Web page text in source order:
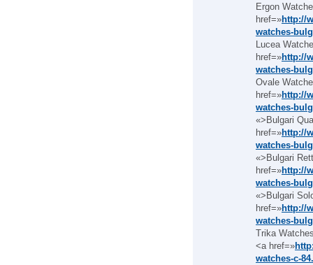
Ergon
href=»http://
watches-
Lucea
href=»http://
watches-
Ovale
href=»http://
watches-
«>Bulgari
href=»http://
watches-
«>Bulgari
href=»http://
watches-
«>Bulgari
href=»http://
watches-
Trika
<a href=»
watches-c-